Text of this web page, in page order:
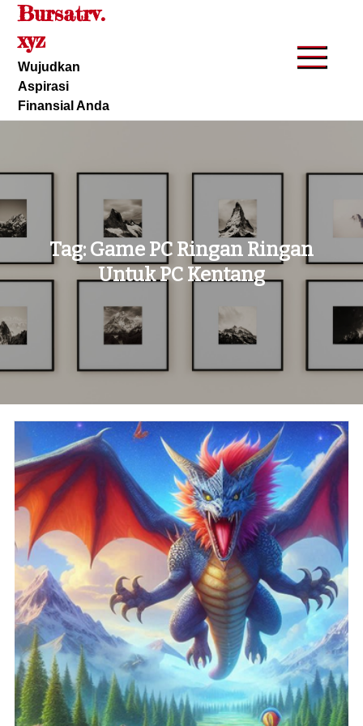
Skip
content
Bursatrv.
xyz
Wujudkan
Aspirasi
Finansial Anda
Tag: Game PC Ringan Ringan
Untuk PC Kentang